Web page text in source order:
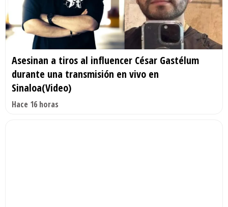
Asesinan a tiros al influencer César Gastélum
durante una transmisión en vivo en
Sinaloa(Video)
Hace 16 horas